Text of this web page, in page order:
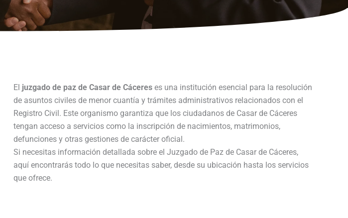
El juzgado de paz de Casar de Cáceres es una institución esencial para la resolución
de asuntos civiles de menor cuantía y trámites administrativos relacionados con el
Registro Civil. Este organismo garantiza que los ciudadanos de Casar de Cáceres
tengan acceso a servicios como la inscripción de nacimientos, matrimonios,
defunciones y otras gestiones de carácter oficial.
Si necesitas información detallada sobre el Juzgado de Paz de Casar de Cáceres,
aquí encontrarás todo lo que necesitas saber, desde su ubicación hasta los servicios
que ofrece.